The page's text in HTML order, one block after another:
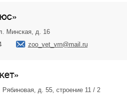
Минская, д. 16
zoo_vet_vrn@mail.ru
д. 55, строение 11 / 2